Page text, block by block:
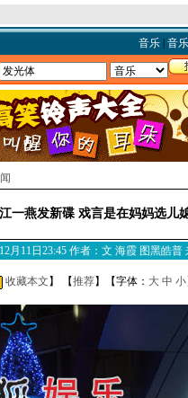
音乐| 音
一燕发新碟 戏言是在妈妈选儿
月11日23:45 作者：文 海霞 图黑皓普
收藏本文 】 【推荐】【字体： 大 中 小